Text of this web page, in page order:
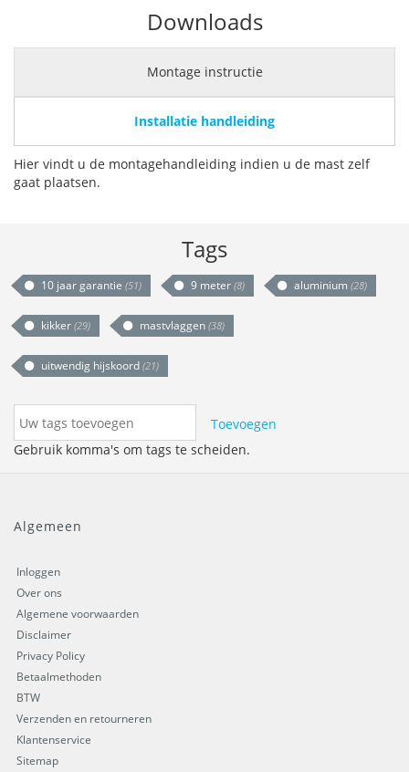
Downloads
Montage instructie
Installatie handleiding
Hier vindt u de montagehandleiding indien u de mast zelf
gaat plaatsen.
Tags
10 jaar garantie (51) 9 meter (8) aluminium (28)
kikker (29) mastvlaggen (38)
uitwendig hijskoord (21)
Toevoegen
Gebruik komma's om tags te scheiden.
Algemeen
Inloggen
Over ons
Algemene voorwaarden
Disclaimer
Privacy Policy
Betaalmethoden
BTW
Verzenden en retourneren
Klantenservice
Sitemap